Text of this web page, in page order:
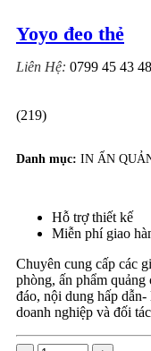
Yoyo đeo thẻ
Liên Hệ: 0799 45 43 48
(219)
Danh mục: IN ẤN
Hỗ trợ thiết kế
Miễn phí giao
Chuyên cung cấp các
phòng, ấn phẩm
đáo, nội dung hấp
doanh nghiệp và đối